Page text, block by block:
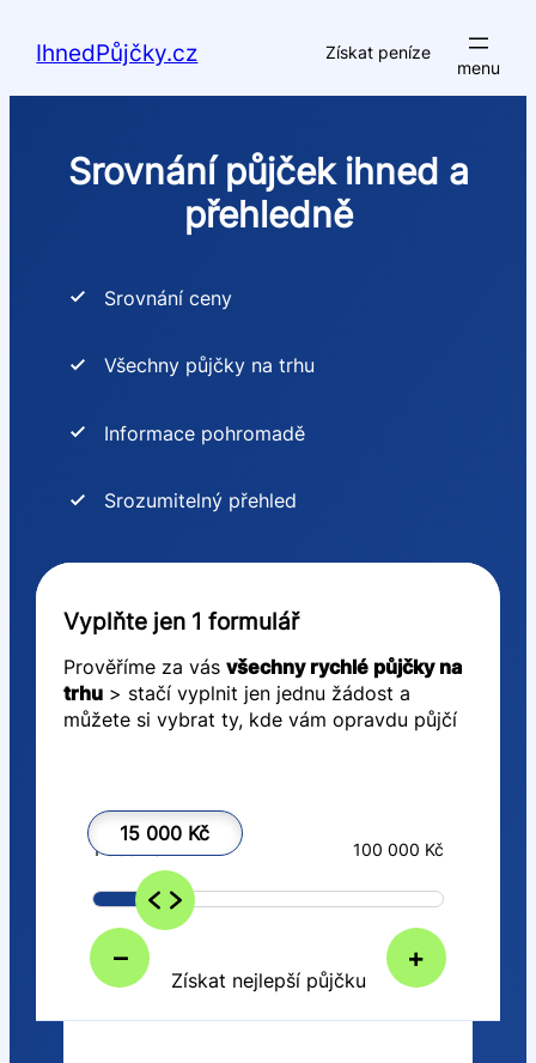
IhnedPůjčky.cz Získat peníze
Srovnání půjček ihned a
přehledně
Srovnání ceny
Všechny půjčky na trhu
Informace pohromadě
Srozumitelný přehled
Vyplňte jen 1 formulář
Prověříme za vás všechny rychlé půjčky na
trhu> stačí vyplnit jen jednu žádost a
můžete si vybrat ty, kde vám opravdu půjčí
15 000 Kč
– +
1 000 Kč 100 000 Kč
Získat nejlepší půjčku